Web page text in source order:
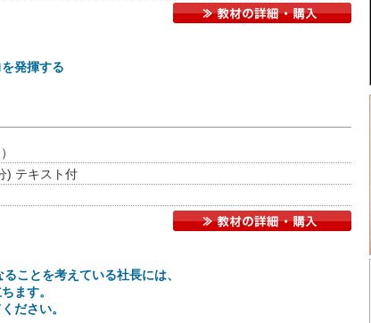
発揮する
) テキスト付
ことを考えている社長には、
ます。
ださい。